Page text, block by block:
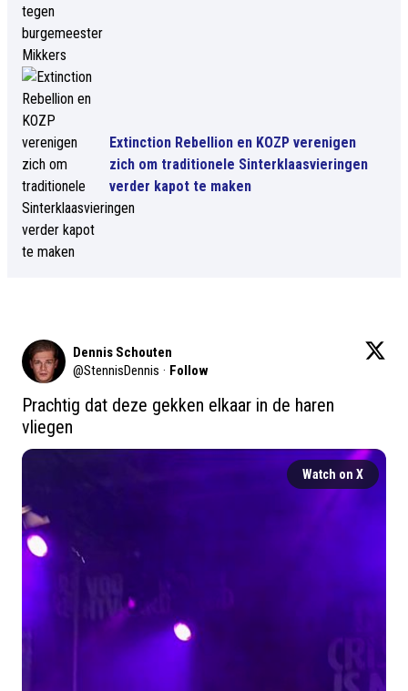
Extinction Rebellion en KOZP verenigen
zich om traditionele Sinterklaasvieringen
verder kapot te maken
Dennis Schouten
@StennisDennis · Follow
Prachtig dat deze gekken elkaar in de haren
vliegen
Watch on X